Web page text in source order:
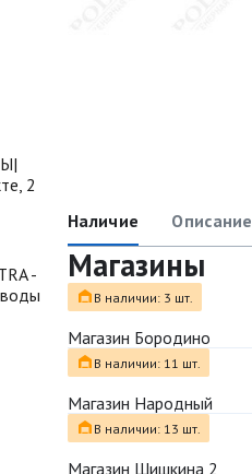
2
-
Наличие Описание
Магазины
В наличии: 3 шт.
Магазин Бородино
В наличии: 11 шт.
Магазин Народный
В наличии: 13 шт.
Магазин Шишкина 2